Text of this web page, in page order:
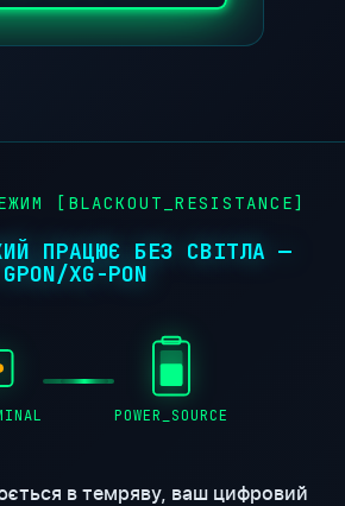
[BLACKOUT_RESISTANCE]
ПРАЦЮЄ БЕЗ СВІТЛА —
XG-PON
POWER_SOURCE
в темряву, ваш цифровий